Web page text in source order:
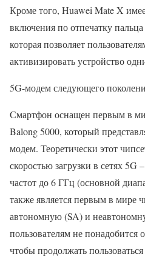
Кроме того, Huawei Mate X
включения по отпечатку
которая позволяет
активизировать устройство
5G-модем следующего
Смартфон оснащен первым в
Balong 5000, который
модем. Теоретически этот
скоростью загрузки в сетях 5G
частот до 6 ГГц (основной
также является первым в
автономную (SA) и
пользователям не понадобится
чтобы продолжать